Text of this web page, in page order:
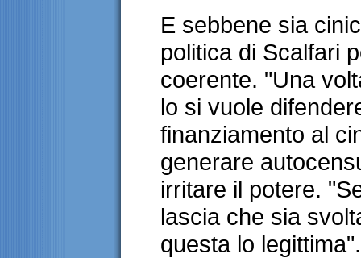
E sebbene sia
politica di Scalfari
coerente. "Una
lo si vuole
finanziamento al
generare
irritare il potere.
lascia che sia
questa lo legittima".